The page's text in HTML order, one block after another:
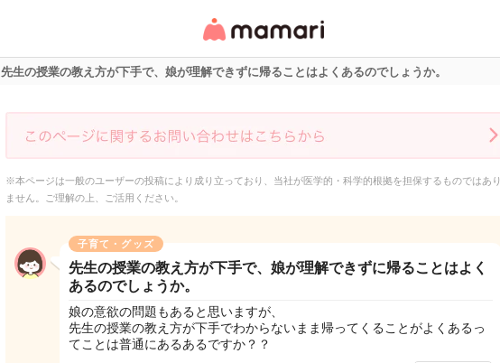
リ・情報サイト
先生の授業の教え方が下手で、娘が理解できずに帰ることはよくあるのでしょうか。
※本ページは一般のユーザーの投稿により成り立っており、当社が医学的・科学的根拠を担保するものではあり
ません。ご理解の上、ご活用ください。
子育て・グッズ
先生の授業の教え方が下手で、娘が理解できずに帰ることはよく
あるのでしょうか。
娘の意欲の問題もあると思いますが、
先生の授業の教え方が下手でわからないまま帰ってくることがよくあるっ
てことは普通にあるあるですか？？